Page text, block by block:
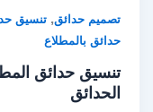
تصميم حدائق,تنسيق
حدائق بالمطلاع
تنسيق حدائق
الحدائق